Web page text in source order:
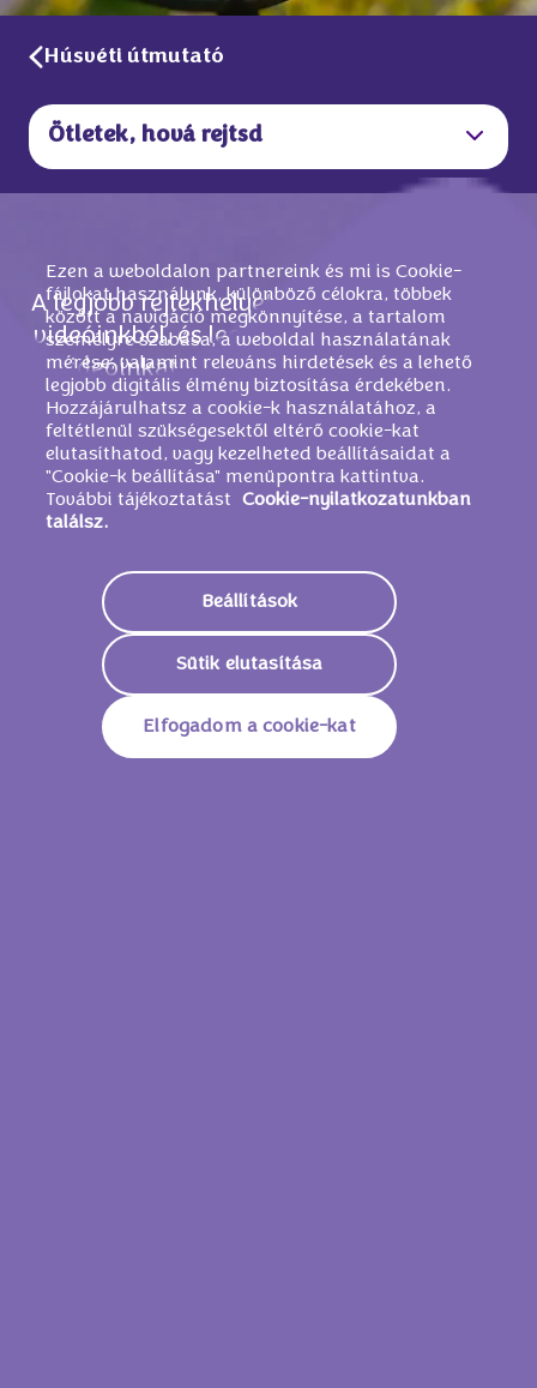
Húsvéti útmutató
Ötletek, hová rejtsd
A legjobb rejtekhelyet keresed? Inspirálódj
videóinkból, és legyél kreatív! Nézd meg a
videóinkat, és tedd a nyuszibújócskát
felejthetetlenné.
Ezen a weboldalon partnereink és mi is Cookie-
fájlokat használunk, különböző célokra, többek
között a navigáció megkönnyítése, a tartalom
személyre szabása, a weboldal használatának
mérése, valamint releváns hirdetések és a lehető
legjobb digitális élmény biztosítása érdekében.
Hozzájárulhatsz a cookie-k használatához, a
feltétlenül szükségesektől eltérő cookie-kat
elutasíthatod, vagy kezelheted beállításaidat a
"Cookie-k beállítása" menüpontra kattintva.
További tájékoztatást
Cookie-nyilatkozatunkban
találsz.
Beállítások
Sütik elutasítása
Elfogadom a cookie-kat